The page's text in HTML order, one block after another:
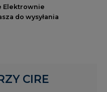
Elektrownie
do wysyłania
CIRE